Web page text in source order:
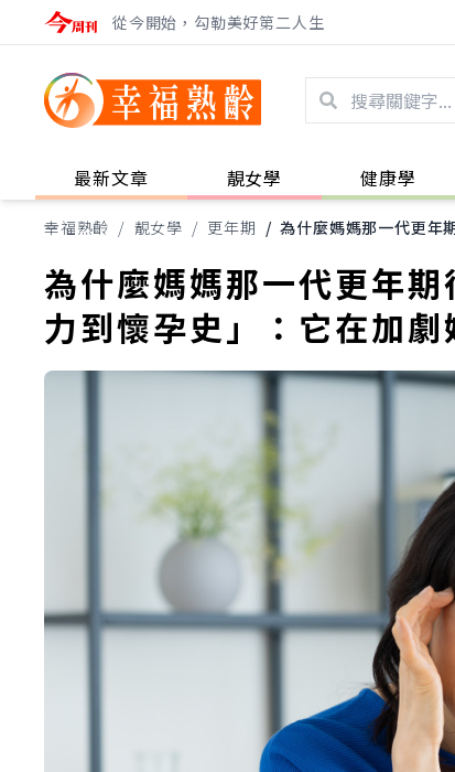
從今開始，勾勒美好第二人生
最新文章 靚女學 健康學
幸福熟齡 / 靚女學 / 更年期 / 為什麼媽媽那一代更年
為什麼媽媽那一代更年
力到懷孕史」：它在加劇